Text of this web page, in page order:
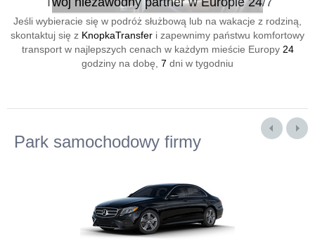
Jeśli wybieracie się w podróż służbową lub na wakacje z rodziną,
skontaktuj się z KnopkaTransfer i zapewnimy państwu komfortowy
transport w najlepszych cenach w każdym mieście Europy 24
godziny na dobę, 7 dni w tygodniu
Park samochodowy firmy